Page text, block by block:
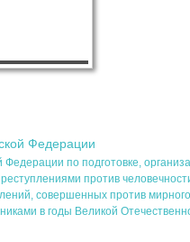
Федерации
по подготовке,
против
совершенных против
в годы Великой